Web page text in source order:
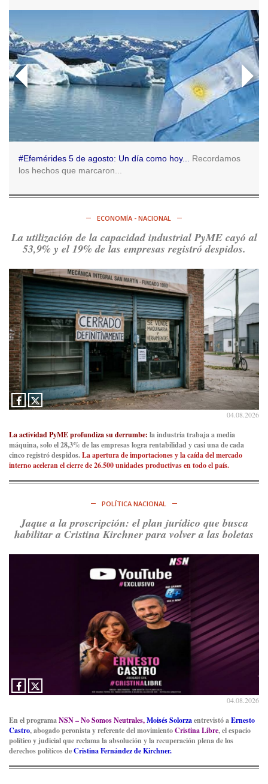
@consensopatagon
: 📢 MARCHAMOS 📍Desde la ex ESMA
hasta San José 1111, hacia Plaza de Mayo.
https://t.co/o7PaEbKM36
Ver en X
Consenso Patagónico
@consensopatagon
5d
RT @caortega64:https://t.co/q6PsJKqeuz
Consenso Patagónico
derechos y por su organización. Hoy lo vuelven a intentar.
Ver en X
Consenso Patagónico
@consensopatagon
RT@caortega64: A#50AñosDelGolpe, la memoria es
presente y es futuro.https://t.co/uhRcKnCCc5
Ver en X
Consenso Patagónico
@consensopatagon
5d
La crisis en el estrecho de Ormuz: así golpea la guerra con
Irán al petróleohttps://t.co/IInL9uYZvh
Ver en X
Consenso Patagónico
Consenso Patagónico
@consensopatagon
@PJCampana2022: Asumimos una nueva etapa en el
Partido Justicialista de Campana, con el orgullo de que el
vuelva a…
Ver en X
#Efemérides 5 de agosto: Un día como hoy... Recordamos
los hechos que marcaron...
ECONOMÍA - NACIONAL
La utilización de la capacidad industrial PyME cayó al
53,9% y el 19% de las empresas registró despidos.
04.08.2026
La actividad PyME profundiza su derrumbe: la industria trabaja a media
máquina, solo el 28,3% de las empresas logra rentabilidad y casi una de cada
cinco registró despidos.La apertura de importaciones y la caída del mercado
interno aceleran el cierre de 26.500 unidades productivas en todo el país.
POLÍTICA NACIONAL
Jaque a la proscripción: el plan jurídico que busca
habilitar a Cristina Kirchner para volver a las boletas
04.08.2026
En el programaNSN – No Somos Neutrales,Moisés Solorzaentrevistó aErnesto
Castro, abogado peronista y referente del movimientoCristina Libre, el espacio
político y judicial que reclama la absolución y la recuperación plena de los
derechos políticos deCristina Fernández de Kirchner.